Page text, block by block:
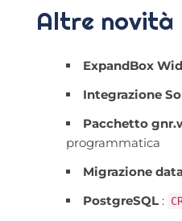
Altre novità
ExpandBox
Integrazione
Pacchetto
programmatica
Migrazione
PostgreSQL :